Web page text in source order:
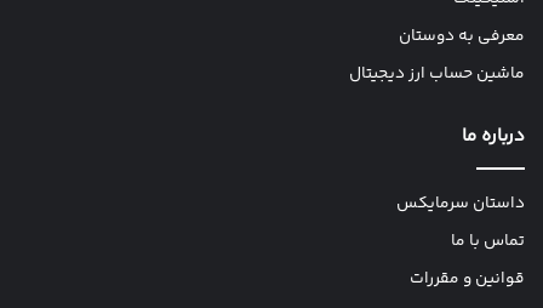
معرفی به دوستان
ماشین حساب ارز دیجیتال
درباره ما
داستان سرمایکس
تماس با ما
قوانین و مقررات